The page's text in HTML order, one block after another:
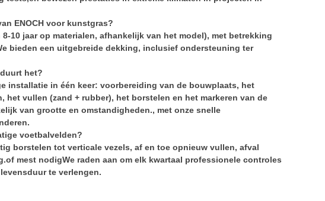
ENOCH voor kunstgras?
10 jaar op materialen, afhankelijk van het model), met betrekking
bieden een uitgebreide dekking, inclusief ondersteuning ter
het?
installatie in één keer: voorbereiding van de bouwplaats, het
vullen (zand + rubber), het borstelen en het markeren van de
van grootte en omstandigheden., met onze snelle
voetbalvelden?
borstelen tot verticale vezels, af en toe opnieuw vullen, afval
mest nodigWe raden aan om elk kwartaal professionele controles
te verlengen.